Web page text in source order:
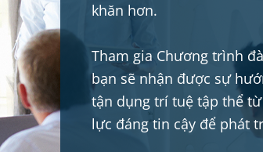
khăn hơn.
Tham gia Chương trình
bạn sẽ nhận được sự
tận dụng trí tuệ tập thể từ
lực đáng tin cậy để phát